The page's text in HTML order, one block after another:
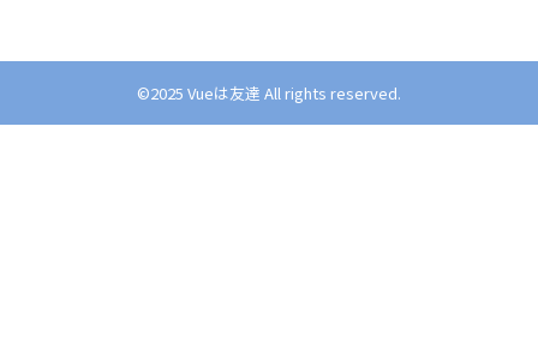
©︎2025 Vueは友達 All rights reserved.